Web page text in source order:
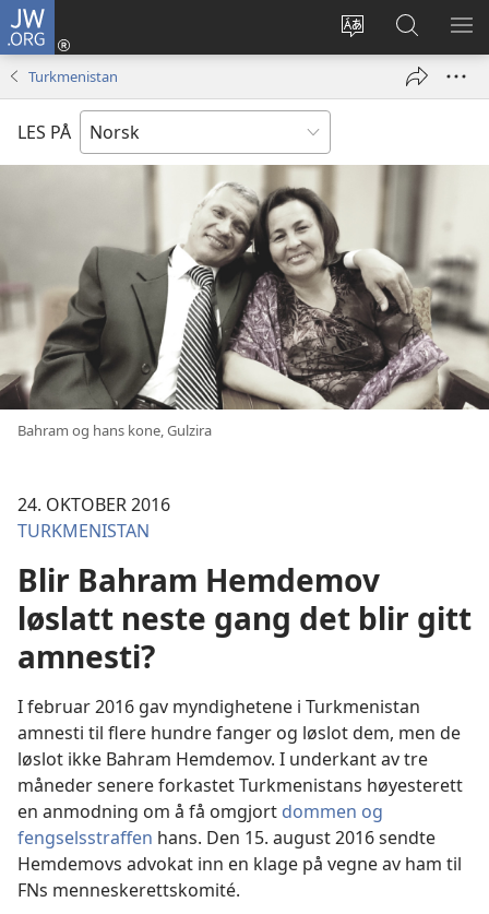
JW.ORG
Endre
Logg
inn
vindu)
Søk
på
JW.ORG
VIS
Turkmenistan
LES PÅ
Bahram og hans kone, Gulzira
24. OKTOBER 2016
TURKMENISTAN
Blir Bahram Hemdemov
løslatt neste gang det blir gitt
amnesti?
I februar 2016 gav myndighetene i Turkmenistan
amnesti til flere hundre fanger og løslot dem, men de
løslot ikke Bahram Hemdemov. I underkant av tre
måneder senere forkastet Turkmenistans høyesterett
en anmodning om å få omgjort dommen og
fengselsstraffen hans. Den 15. august 2016 sendte
Hemdemovs advokat inn en klage på vegne av ham til
FNs menneskerettskomité.